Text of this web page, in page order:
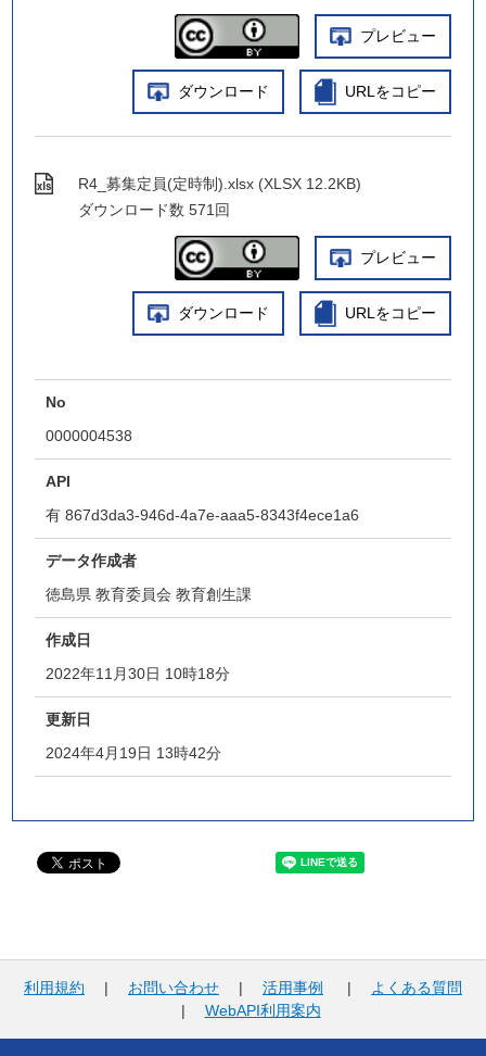
プレビュー
ダウンロード URLをコピー
R4_募集定員(定時制).xlsx (XLSX 12.2KB)
ダウンロード数 571回
プレビュー
ダウンロード URLをコピー
No
0000004538
API
有 867d3da3-946d-4a7e-aaa5-8343f4ece1a6
データ作成者
徳島県 教育委員会 教育創生課
作成日
2022年11月30日 10時18分
更新日
2024年4月19日 13時42分
利用規約 | お問い合わせ | 活用事例 |
よくある質問
| WebAPI利用案内